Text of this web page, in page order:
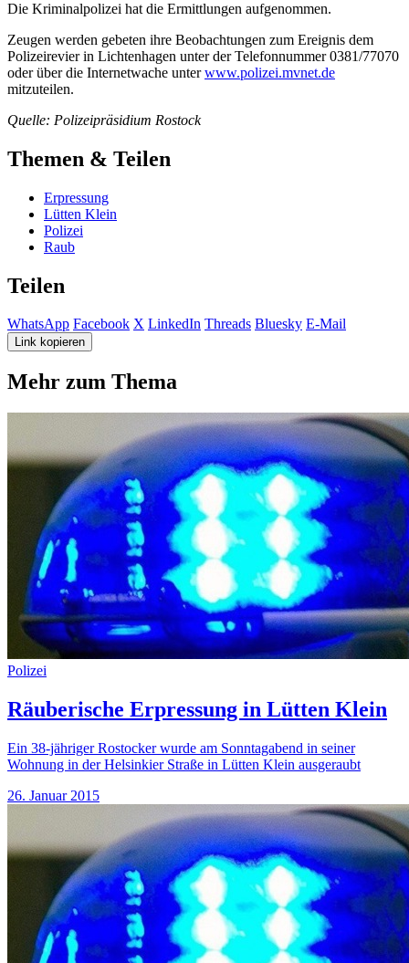
Die Kriminalpolizei hat die Ermittlungen aufgenommen.
Zeugen werden gebeten ihre Beobachtungen zum Ereignis dem
Polizeirevier in Lichtenhagen unter der Telefonnummer 0381/77070
oder über die Internetwache unterwww.polizei.mvnet.de
mitzuteilen.
Quelle: Polizeipräsidium Rostock
Themen & Teilen
Erpressung
Lütten Klein
Polizei
Raub
Teilen
WhatsApp Facebook X LinkedIn Threads Bluesky E-Mail
Link kopieren
Mehr zum Thema
Polizei
Räuberische Erpressung in Lütten Klein
Ein 38-jähriger Rostocker wurde am Sonntagabend in seiner
Wohnung in der Helsinkier Straße in Lütten Klein ausgeraubt
26. Januar 2015